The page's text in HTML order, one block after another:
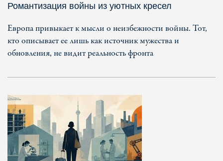
Романтизация войны из уютных кресел
Европа привыкает к мысли о неизбежности войны. Тот,
кто описывает ее лишь как источник мужества и
обновления, не видит реальность фронта